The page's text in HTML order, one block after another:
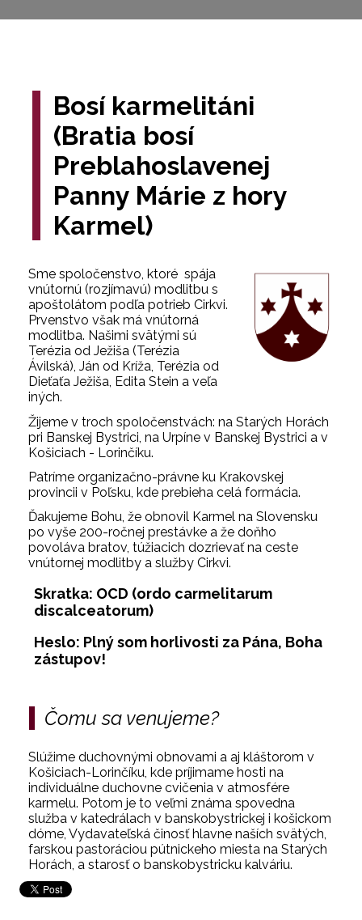
Bosí karmelitáni
(Bratia bosí
Preblahoslavenej
Panny Márie z hory
Karmel)
Sme spoločenstvo, ktoré spája
vnútornú (rozjímavú) modlitbu s
apoštolátom podľa potrieb Cirkvi.
Prvenstvo však má vnútorná
modlitba. Našimi svätými sú
Terézia od Ježiša (Terézia
Ávilská), Ján od Kríža, Terézia od
Dieťaťa Ježiša, Edita Stein a veľa
iných.
Žijeme v troch spoločenstvách: na Starých Horách
pri Banskej Bystrici, na Urpíne v Banskej Bystrici a v
Košiciach - Lorinčíku.
Patríme organizačno-právne ku Krakovskej
provincii v Poľsku, kde prebieha celá formácia.
Ďakujeme Bohu, že obnovil Karmel na Slovensku
po vyše 200-ročnej prestávke a že doňho
povoláva bratov, túžiacich dozrievať na ceste
vnútornej modlitby a služby Cirkvi.
Skratka: OCD (ordo carmelitarum
discalceatorum)
Heslo: Plný som horlivosti za Pána, Boha
zástupov!
Čomu sa venujeme?
Slúžime duchovnými obnovami a aj kláštorom v
Košiciach-Lorinčíku, kde príjimame hosti na
individuálne duchovne cvičenia v atmosfére
karmelu. Potom je to veľmi známa spovedna
služba v katedrálach v banskobystrickej i košickom
dóme, Vydavateľská činosť hlavne naších svätých,
farskou pastoráciou pútnickeho miesta na Starých
Horách, a starosť o banskobystricku kalváriu.